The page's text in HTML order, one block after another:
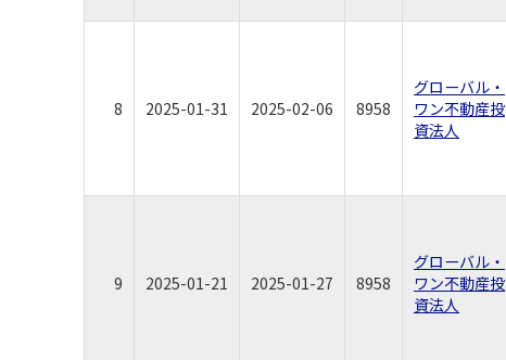
8 2025-01-31 2025-02-06 8958
グローバル・
ワン不動産投
資法人
9 2025-01-21 2025-01-27 8958
グローバル・
ワン不動産投
資法人